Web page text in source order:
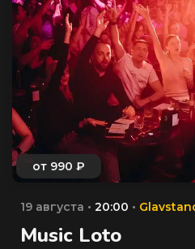
19 августа • 20:00 •
Music Loto